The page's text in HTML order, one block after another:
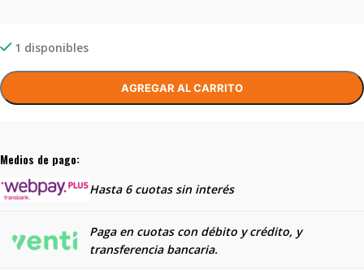
1 disponibles
AGREGAR AL CARRITO
Medios de pago:
Hasta 6 cuotas sin interés
Paga en cuotas con débito y crédito, y
transferencia bancaria.